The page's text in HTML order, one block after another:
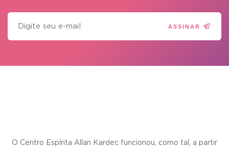
ASSINAR
O Centro Espírita Allan Kardec funcionou, como tal, a partir